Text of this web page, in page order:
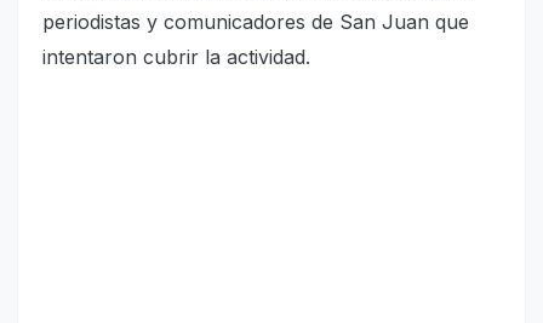
periodistas y comunicadores de San Juan que
intentaron cubrir la actividad.